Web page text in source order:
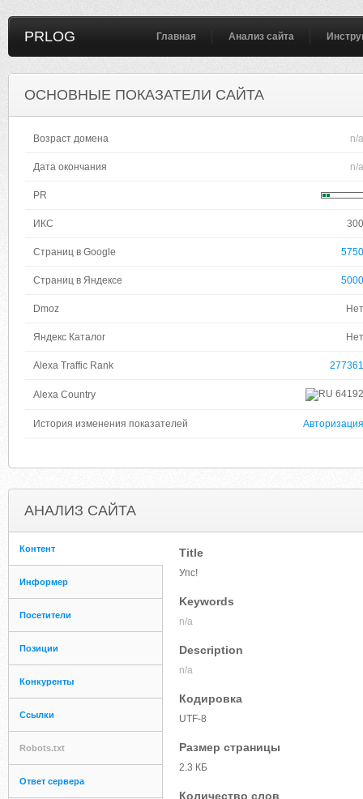
PRLOG Главная Анализ сайта
ОСНОВНЫЕ ПОКАЗАТЕЛИ САЙТА
Возраст домена n/a
Дата окончания n/a
PR
ИКС 300
Страниц в Google 5750
Страниц в Яндексе 5000
Dmoz Нет
Яндекс Каталог Нет
Alexa Traffic Rank 277361
Alexa Country 64192
История изменения показателей Авторизация
АНАЛИЗ САЙТА
Контент
Информер
Посетители
Позиции
Конкуренты
Ссылки
Robots.txt
Ответ сервера
Title
Упс!
Keywords
n/a
Description
n/a
Кодировка
UTF-8
Размер страницы
2.3 КБ
Количество слов